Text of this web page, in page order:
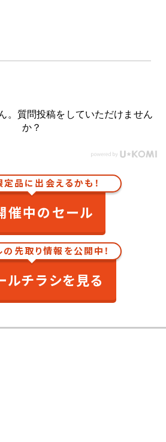
。質問投稿をしていただけません
か？
品に出会えるかも！
催中のセール
先取り情報を公開中！
ルチラシを見る